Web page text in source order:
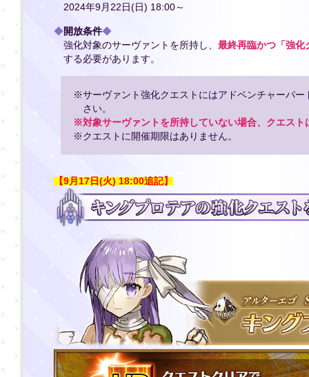
2024年9月22日(日) 18:00～
◆開放条件◆
強化対象のサーヴァントを所持し、最終再臨かつ「強化
する必要があります。
※サーヴァント強化クエストにはアドベンチャーパー
さい。
※対象サーヴァントを所持していない場合、クエスト
※クエストに開催期限はありません。
【9月17日(火) 18:00追記】